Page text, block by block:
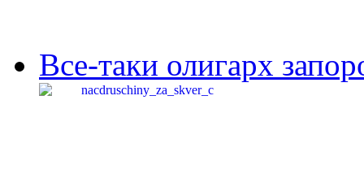
Все-таки олигарх